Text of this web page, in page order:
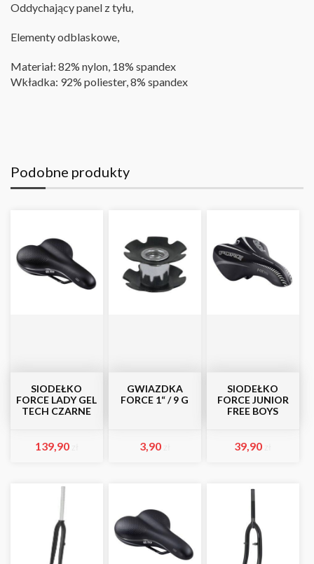
Oddychający panel z tyłu,
Elementy odblaskowe,
Materiał: 82% nylon, 18% spandex
Wkładka: 92% poliester, 8% spandex
Podobne produkty
SIODEŁKO
FORCE LADY GEL
TECH CZARNE
139,90
GWIAZDKA
FORCE 1“ / 9 G
3,90
SIODEŁKO
FORCE JUNIOR
FREE BOYS
39,90